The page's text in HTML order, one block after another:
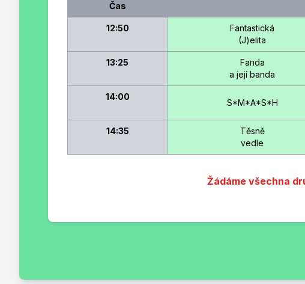
Čas
12:50
Fantastická
(J)elita
13:25
Fanda
a její banda
14:00
S*M*A*S*H
14:35
Těsně
vedle
Žádáme všechna